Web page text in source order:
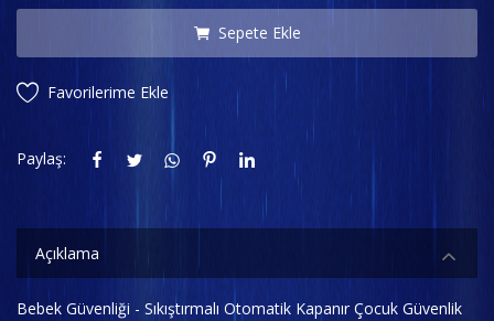
Sepete Ekle
Favorilerime Ekle
Paylaş:
Açıklama
Bebek Güvenliği - Sıkıştırmalı Otomatik Kapanır Çocuk Güvenlik